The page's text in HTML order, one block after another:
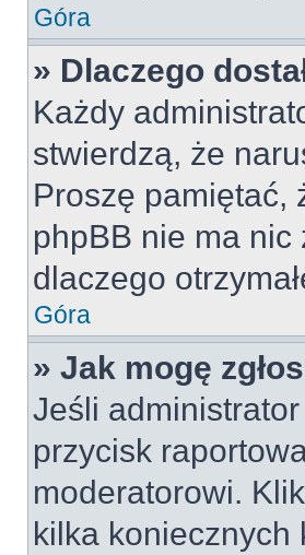
Góra
» Dlaczego
Każdy
stwierdzą, że
Proszę pamiętać,
phpBB nie ma
dlaczego
Góra
» Jak mogę
Jeśli
przycisk
moderatorowi.
kilka koniecznych